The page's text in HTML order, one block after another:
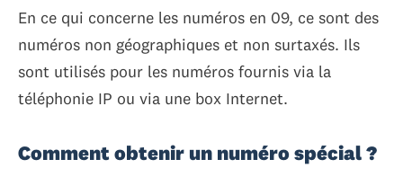
En ce qui concerne les numéros en 09, ce sont des
numéros non géographiques et non surtaxés. Ils
sont utilisés pour les numéros fournis via la
téléphonie IP ou via une box Internet.
Comment obtenir un numéro spécial ?